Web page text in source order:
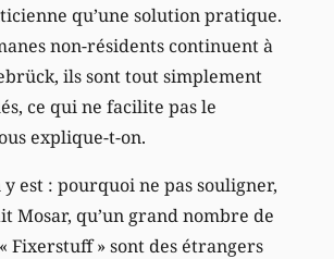
qu’une solution pratique.
non-résidents continuent à
ils sont tout simplement
ce qui ne facilite pas le
explique-t-on.
y est : pourquoi ne pas souligner,
Mosar, qu’un grand nombre de
Fixerstuff » sont des étrangers